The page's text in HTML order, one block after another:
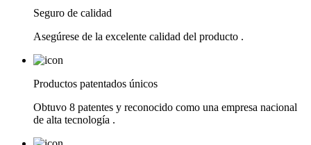
Seguro de calidad
Asegúrese de la excelente calidad del producto .
Productos patentados únicos
Obtuvo 8 patentes y reconocido como una empresa nacional
de alta tecnología .